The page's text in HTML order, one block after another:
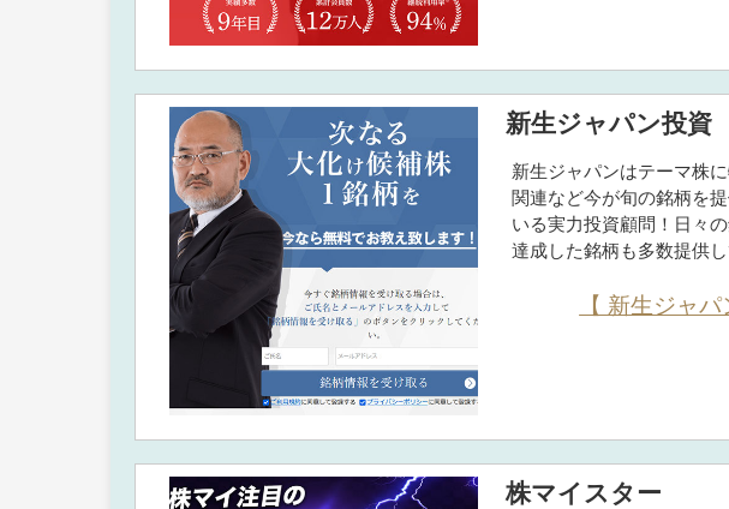
新生ジャパン投資
新生ジャパンはテーマ株
関連など今が旬の銘柄を
いる実力投資顧問！日々
達成した銘柄も多数提供し
【 新生ジャ
株マイスター